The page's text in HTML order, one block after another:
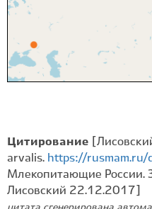
Цитирование
arvalis. https://
Млекопитающие России.
Лисовский 22.12.2017]